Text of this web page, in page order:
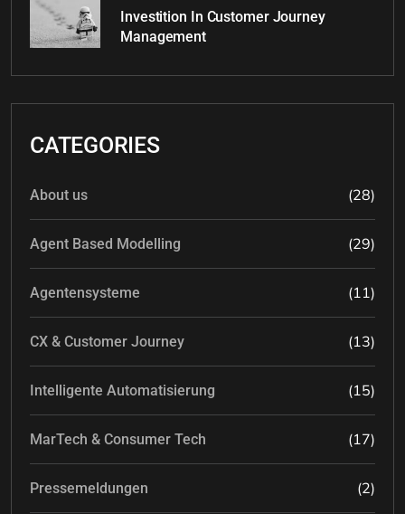
Investition In Customer Journey
Management
CATEGORIES
About us (28)
Agent Based Modelling (29)
Agentensysteme (11)
CX & Customer Journey (13)
Intelligente Automatisierung (15)
MarTech & Consumer Tech (17)
Pressemeldungen (2)